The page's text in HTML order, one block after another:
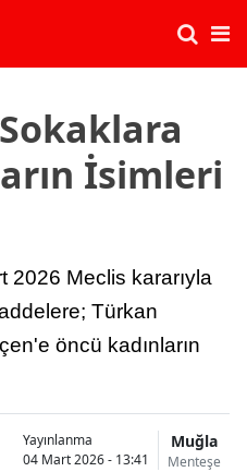
İsimleri
2026 Meclis kararıyla
Türkan
öncü kadınların
Yayınlanma
04 Mart 2026 - 13:41
Muğla
Menteşe